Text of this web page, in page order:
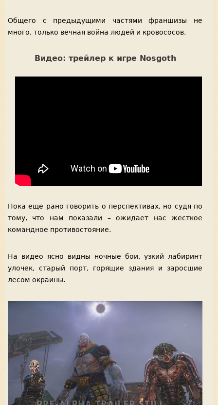
Общего с предыдущими частями франшизы не
много, только вечная война людей и кровососов.
Видео: трейлер к игре Nosgoth
Пока еще рано говорить о перспективах, но судя по
тому, что нам показали – ожидает нас жесткое
командное противостояние.
На видео ясно видны ночные бои, узкий лабиринт
улочек, старый порт, горящие здания и заросшие
лесом окраины.